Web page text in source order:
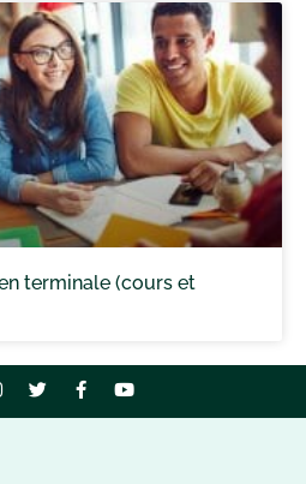
terminale (cours et